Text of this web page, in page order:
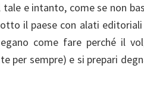
e intanto, come se non
il paese con alati
come fare perché il
per sempre) e si prepari